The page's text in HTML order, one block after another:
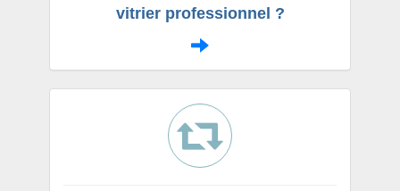
vitrier professionnel ?